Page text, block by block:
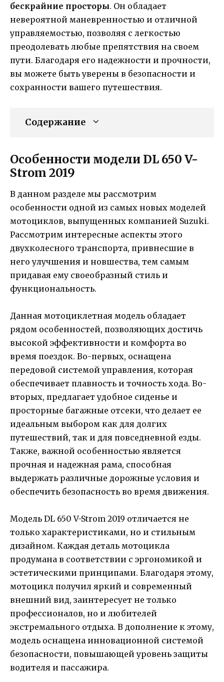
бескрайние просторы. Он обладает
невероятной маневренностью и отличной
управляемостью, позволяя с легкостью
преодолевать любые препятствия на своем
пути. Благодаря его надежности и прочности,
вы можете быть уверены в безопасности и
сохранности вашего путешествия.
Содержание
Особенности модели DL 650 V-
Strom 2019
В данном разделе мы рассмотрим
особенности одной из самых новых моделей
мотоциклов, выпущенных компанией Suzuki.
Рассмотрим интересные аспекты этого
двухколесного транспорта, привнесшие в
него улучшения и новшества, тем самым
придавая ему своеобразный стиль и
функциональность.
Данная мотоциклетная модель обладает
рядом особенностей, позволяющих достичь
высокой эффективности и комфорта во
время поездок. Во-первых, оснащена
передовой системой управления, которая
обеспечивает плавность и точность хода. Во-
вторых, предлагает удобное сиденье и
просторные багажные отсеки, что делает ее
идеальным выбором как для долгих
путешествий, так и для повседневной езды.
Также, важной особенностью является
прочная и надежная рама, способная
выдержать различные дорожные условия и
обеспечить безопасность во время движения.
Модель DL 650 V-Strom 2019 отличается не
только характеристиками, но и стильным
дизайном. Каждая деталь мотоцикла
продумана в соответствии с эргономикой и
эстетическими принципами. Благодаря этому,
мотоцикл получил яркий и современный
внешний вид, заинтересует не только
профессионалов, но и любителей
экстремального отдыха. В дополнение к этому,
модель оснащена инновационной системой
безопасности, повышающей уровень защиты
водителя и пассажира.